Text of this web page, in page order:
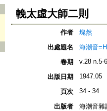
輓太虛大師二則
作者
塊然
出處題名
海潮音
卷期
v.28 n.5-6
出版日期 1947.05
頁次 34 - 34
出版者
海潮音雜